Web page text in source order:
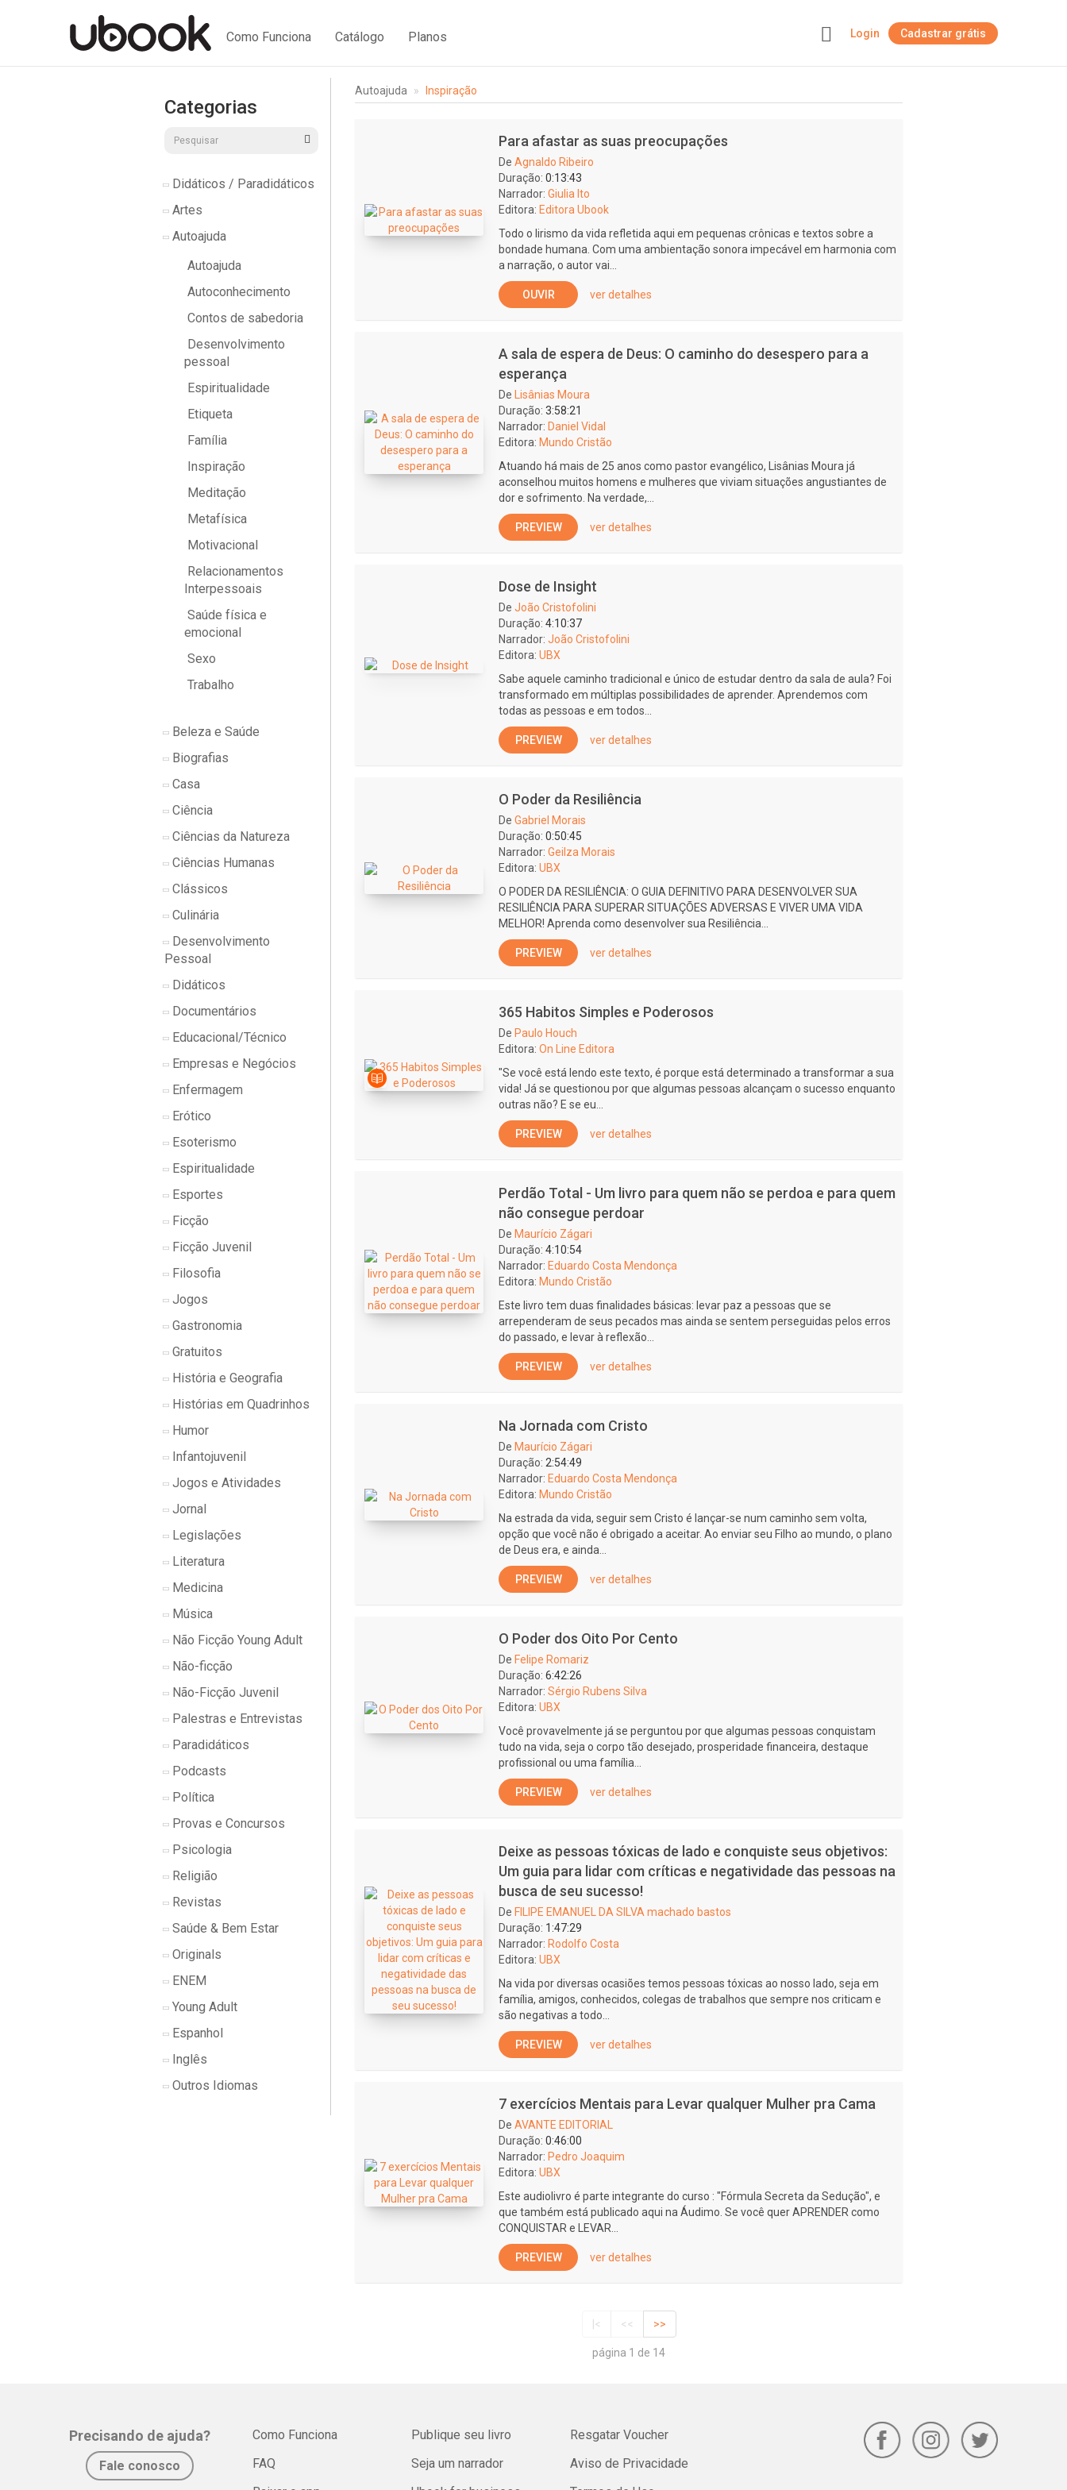
Como Funciona Catálogo Planos Login Cadastrar grátis
Categorias
Didáticos / Paradidáticos
Artes
Autoajuda
Autoajuda
Autoconhecimento
Contos de sabedoria
Desenvolvimento
pessoal
Espiritualidade
Etiqueta
Família
Inspiração
Meditação
Metafísica
Motivacional
Relacionamentos
Interpessoais
Saúde física e
emocional
Sexo
Trabalho
Beleza e Saúde
Biografias
Casa
Ciência
Ciências da Natureza
Ciências Humanas
Clássicos
Culinária
Desenvolvimento
Pessoal
Didáticos
Documentários
Educacional/Técnico
Empresas e Negócios
Enfermagem
Erótico
Esoterismo
Espiritualidade
Esportes
Ficção
Ficção Juvenil
Filosofia
Jogos
Gastronomia
Gratuitos
História e Geografia
Histórias em Quadrinhos
Humor
Infantojuvenil
Jogos e Atividades
Jornal
Legislações
Literatura
Medicina
Música
Não Ficção Young Adult
Não-ficção
Não-Ficção Juvenil
Palestras e Entrevistas
Paradidáticos
Podcasts
Política
Provas e Concursos
Psicologia
Religião
Revistas
Saúde & Bem Estar
Originals
ENEM
Young Adult
Espanhol
Inglês
Outros Idiomas
Autoajuda Inspiração
Para afastar as suas preocupações
De Agnaldo Ribeiro
Duração: 0:13:43
Narrador: Giulia Ito
Editora: Editora Ubook
Todo o lirismo da vida refletida aqui em pequenas crônicas e textos sobre a
bondade humana. Com uma ambientação sonora impecável em harmonia com
a narração, o autor vai...
OUVIR ver detalhes
A sala de espera de Deus: O caminho do desespero para a
esperança
De
Lisânias Moura
Duração: 3:58:21
Narrador: Daniel Vidal
Editora: Mundo Cristão
Atuando há mais de 25 anos como pastor evangélico, Lisânias Moura já
aconselhou muitos homens e mulheres que viviam situações angustiantes de
dor e sofrimento. Na verdade,...
PREVIEW ver detalhes
Dose de Insight
De João Cristofolini
Duração: 4:10:37
Narrador: João Cristofolini
Editora: UBX
Sabe aquele caminho tradicional e único de estudar dentro da sala de aula? Foi
transformado em múltiplas possibilidades de aprender. Aprendemos com
todas as pessoas e em todos...
PREVIEW ver detalhes
O Poder da Resiliência
De Gabriel Morais
Duração: 0:50:45
Narrador: Geilza Morais
Editora: UBX
O PODER DA RESILIÊNCIA: O GUIA DEFINITIVO PARA DESENVOLVER SUA
RESILIÊNCIA PARA SUPERAR SITUAÇÕES ADVERSAS E VIVER UMA VIDA
MELHOR! Aprenda como desenvolver sua Resiliência...
PREVIEW ver detalhes
365 Habitos Simples e Poderosos
De Paulo Houch
Editora: On Line Editora
"Se você está lendo este texto, é porque está determinado a transformar a sua
vida! Já se questionou por que algumas pessoas alcançam o sucesso enquanto
outras não? E se eu...
PREVIEW ver detalhes
Perdão Total - Um livro para quem não se perdoa e para quem
não consegue perdoar
De Maurício Zágari
Duração: 4:10:54
Narrador: Eduardo Costa Mendonça
Editora: Mundo Cristão
Este livro tem duas finalidades básicas: levar paz a pessoas que se
arrependeram de seus pecados mas ainda se sentem perseguidas pelos erros
do passado, e levar à reflexão...
PREVIEW ver detalhes
Na Jornada com Cristo
De Maurício Zágari
Duração: 2:54:49
Narrador: Eduardo Costa Mendonça
Editora: Mundo Cristão
Na estrada da vida, seguir sem Cristo é lançar-se num caminho sem volta,
opção que você não é obrigado a aceitar. Ao enviar seu Filho ao mundo, o plano
de Deus era, e ainda...
PREVIEW ver detalhes
O Poder dos Oito Por Cento
De Felipe Romariz
Duração: 6:42:26
Narrador: Sérgio Rubens Silva
Editora: UBX
Você provavelmente já se perguntou por que algumas pessoas conquistam
tudo na vida, seja o corpo tão desejado, prosperidade financeira, destaque
profissional ou uma família...
PREVIEW ver detalhes
Deixe as pessoas tóxicas de lado e conquiste seus objetivos:
Um guia para lidar com críticas e negatividade das pessoas na
busca de seu sucesso!
De FILIPE EMANUEL DA SILVA machado bastos
Duração: 1:47:29
Narrador: Rodolfo Costa
Editora: UBX
Na vida por diversas ocasiões temos pessoas tóxicas ao nosso lado, seja em
família, amigos, conhecidos, colegas de trabalhos que sempre nos criticam e
são negativas a todo...
PREVIEW ver detalhes
7 exercícios Mentais para Levar qualquer Mulher pra Cama
De AVANTE EDITORIAL
Duração: 0:46:00
Narrador: Pedro Joaquim
Editora: UBX
Este audiolivro é parte integrante do curso : "Fórmula Secreta da Sedução", e
que também está publicado aqui na Áudimo. Se você quer APRENDER como
CONQUISTAR e LEVAR...
PREVIEW ver detalhes
|< << >>
página 1 de 14
Precisando de ajuda?
Fale conosco
Como Funciona
FAQ
Publique seu livro
Seja um narrador
Resgatar Voucher
Aviso de Privacidade